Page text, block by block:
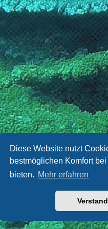
Diese Website nutzt
bestmöglichen Komfort
bieten. Mehr erfahren